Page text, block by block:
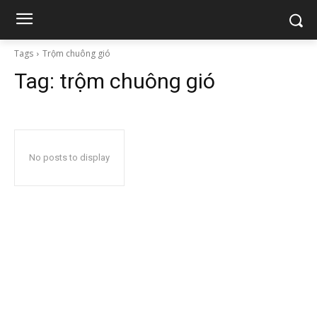
Tags Trộm chuông gió
Tag: trộm chuông gió
No posts to display